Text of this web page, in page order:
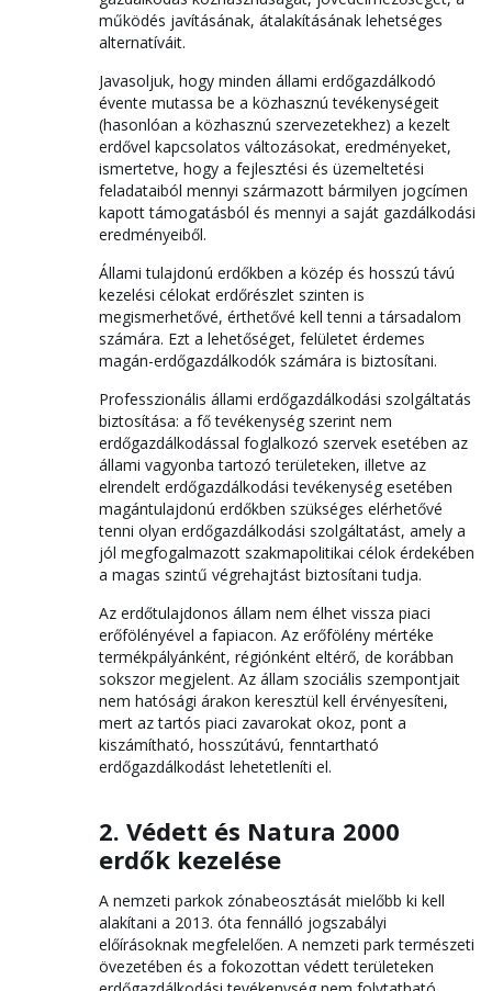
működés javításának, átalakításának lehetséges
alternatíváit.
Javasoljuk, hogy minden állami erdőgazdálkodó
évente mutassa be a közhasznú tevékenységeit
(hasonlóan a közhasznú szervezetekhez) a kezelt
erdővel kapcsolatos változásokat, eredményeket,
ismertetve, hogy a fejlesztési és üzemeltetési
feladataiból mennyi származott bármilyen jogcímen
kapott támogatásból és mennyi a saját gazdálkodási
eredményeiből.
Állami tulajdonú erdőkben a közép és hosszú távú
kezelési célokat erdőrészlet szinten is
megismerhetővé, érthetővé kell tenni a társadalom
számára. Ezt a lehetőséget, felületet érdemes
magán-erdőgazdálkodók számára is biztosítani.
Professzionális állami erdőgazdálkodási szolgáltatás
biztosítása: a fő tevékenység szerint nem
erdőgazdálkodással foglalkozó szervek esetében az
állami vagyonba tartozó területeken, illetve az
elrendelt erdőgazdálkodási tevékenység esetében
magántulajdonú erdőkben szükséges elérhetővé
tenni olyan erdőgazdálkodási szolgáltatást, amely a
jól megfogalmazott szakmapolitikai célok érdekében
a magas szintű végrehajtást biztosítani tudja.
Az erdőtulajdonos állam nem élhet vissza piaci
erőfölényével a fapiacon. Az erőfölény mértéke
termékpályánként, régiónként eltérő, de korábban
sokszor megjelent. Az állam szociális szempontjait
nem hatósági árakon keresztül kell érvényesíteni,
mert az tartós piaci zavarokat okoz, pont a
kiszámítható, hosszútávú, fenntartható
erdőgazdálkodást lehetetleníti el.
2. Védett és Natura 2000
erdők kezelése
A nemzeti parkok zónabeosztását mielőbb ki kell
alakítani a 2013. óta fennálló jogszabályi
előírásoknak megfelelően. A nemzeti park természeti
övezetében és a fokozottan védett területeken